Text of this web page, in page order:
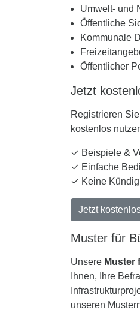
Umwelt- und
Öffentliche
Kommunale
Öffentlicher
Jetzt
Registrieren
kostenlos
✓ Beispiele &
✓ Einfache
✓ Keine
Jetzt
Muster für
Unsere Muster
Ihnen, Ihre
unseren